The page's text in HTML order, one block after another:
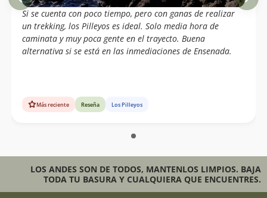
Si se cuenta con poco tiempo, pero con ganas de realizar
un trekking, los Pilleyos es ideal. Solo media hora de
caminata y muy poca gente en el trayecto. Buena
alternativa si se está en las inmediaciones de Ensenada.
Más reciente Reseña Los Pilleyos
LOS ANDES SON DE TODOS, MANTENLOS LIMPIOS. BAJA
TODA TU BASURA Y CUALQUIERA QUE ENCUENTRES.